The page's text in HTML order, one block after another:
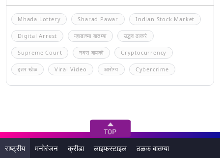
Mhada Lottery Sharad Pawar Indian Stock Market
Digital Arrest म्हाडाच्या बातम्या उद्धव ठाकरे
Supreme Court नवरा बायको Cryptocurrency
इतर खेळ Viral Video आरोग्य Cybercrime
राष्ट्रीय मनोरंजन क्रीडा लाइफस्टाइल ठळक बातम्या